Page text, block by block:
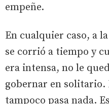
empeñe.
En cualquier caso, a
se corrió a tiempo y
era intensa, no le
gobernar en solitario.
tampoco pasa nada.